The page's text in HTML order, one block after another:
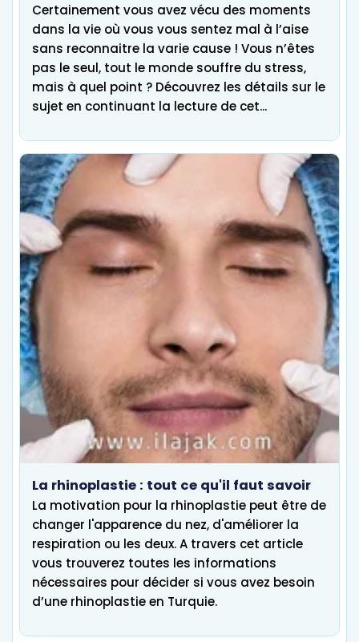
Certainement vous avez vécu des moments
dans la vie où vous vous sentez mal à l’aise
sans reconnaitre la varie cause ! Vous n’êtes
pas le seul, tout le monde souffre du stress,
mais à quel point ? Découvrez les détails sur le
sujet en continuant la lecture de cet...
La rhinoplastie : tout ce qu'il faut savoir
La motivation pour la rhinoplastie peut être de
changer l'apparence du nez, d'améliorer la
respiration ou les deux. A travers cet article
vous trouverez toutes les informations
nécessaires pour décider si vous avez besoin
d’une rhinoplastie en Turquie.